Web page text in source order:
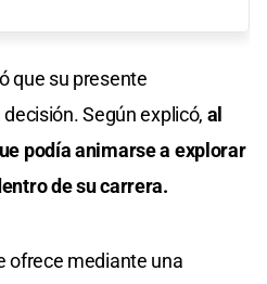
que su presente
Según explicó, al
podía animarse a explorar
de su carrera.
ofrece mediante una